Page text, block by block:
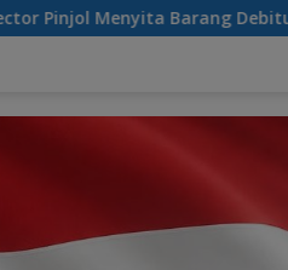
Apa Jeratan Hukumnya?